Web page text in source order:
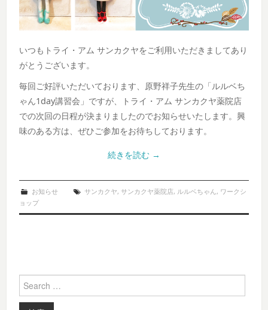
いつもトライ・アム サンカクヤをご利用いただきましてあり
がとうございます。
毎回ご好評いただいております、原野祥子先生の「ルルベち
ゃん1day講習会」ですが、トライ・アム サンカクヤ薬院店
での次回の日程が決まりましたのでお知らせいたします。興
味のある方は、ぜひご参加をお待ちしております。
続きを読む →
お知らせ サンカクヤ, サンカクヤ薬院店, ルルベちゃん, ワークシ
ョップ
Search for: